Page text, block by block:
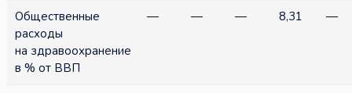
Общественные
расходы
на здравоохранение
в % от ВВП
— — — 8,31 —